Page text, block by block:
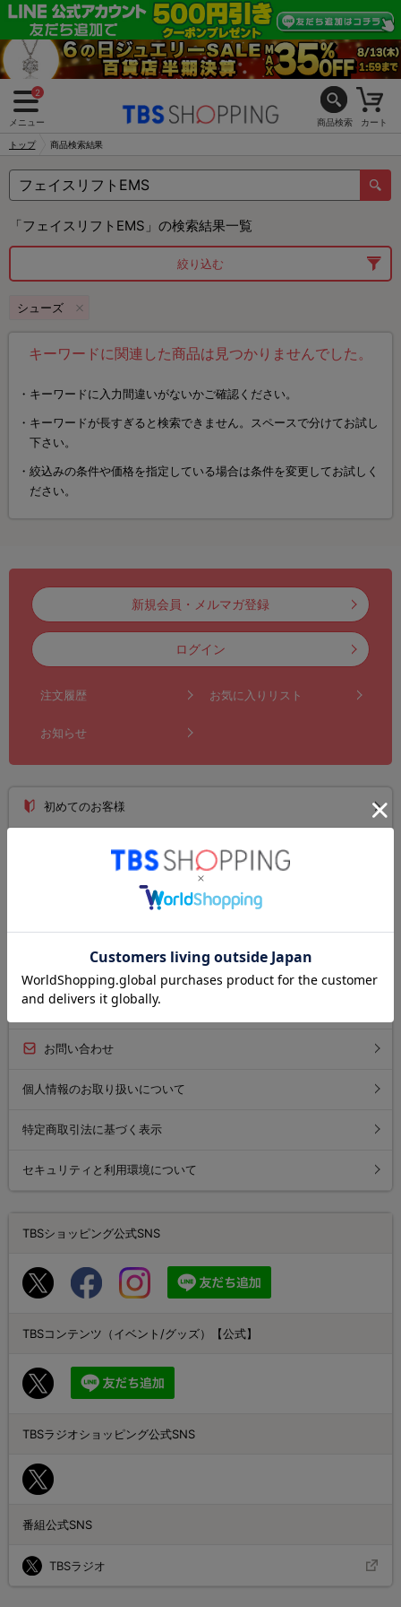
2
メニュー 商品検索 カート
トップ 商品検索結果
「フェイスリフトEMS」の検索結果一覧
絞り込む
シューズ
キーワードに関連した商品は見つかりませんでした。
キーワードに入力間違いがないかご確認ください。
キーワードが長すぎると検索できません。スペースで分けてお試し
下さい。
絞込みの条件や価格を指定している場合は条件を変更してお試しく
ださい。
新規会員・メルマガ登録
ログイン
注文履歴 お気に入りリスト
お知らせ
初めてのお客様
ご利用ガイド
よくあるご質問
お問い合わせ
個人情報のお取り扱いについて
特定商取引法に基づく表示
セキュリティと利用環境について
TBSショッピング公式SNS
TBSコンテンツ（イベント/グッズ）【公式】
TBSラジオショッピング公式SNS
番組公式SNS
TBSラジオ